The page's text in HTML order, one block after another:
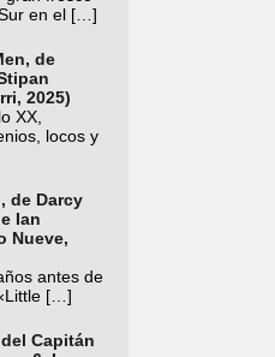
en el […]
de
2025)
XX,
locos y
de Darcy
Ian
Nueve,
antes de
[…]
Capitán